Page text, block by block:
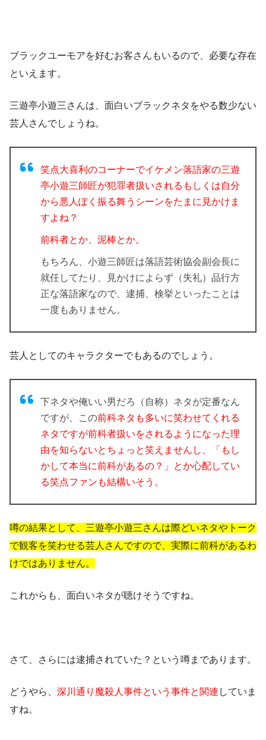
ブラックユーモアを好むお客さんもいるので、必要な存在
といえます。
三遊亭小遊三さんは、面白いブラックネタをやる数少ない
芸人さんでしょうね。
笑点大喜利のコーナーでイケメン落語家の三遊
亭小遊三師匠が犯罪者扱いされるもしくは自分
から悪人ぽく振る舞うシーンをたまに見かけま
すよね？
前科者とか、泥棒とか。
もちろん、小遊三師匠は落語芸術協会副会長に
就任してたり、見かけによらず（失礼）品行方
正な落語家なので、逮捕、検挙といったことは
一度もありません。
芸人としてのキャラクターでもあるのでしょう。
下ネタや俺いい男だろ（自称）ネタが定番なん
ですが、この前科ネタも多いに笑わせてくれる
ネタですが前科者扱いをされるようになった理
由を知らないとちょっと笑えませんし、「もし
かして本当に前科があるの？」とか心配してい
る笑点ファンも結構いそう。
噂の結果として、三遊亭小遊三さんは際どいネタやトーク
で観客を笑わせる芸人さんですので、実際に前科があるわ
けではありません。
これからも、面白いネタが聴けそうですね。
さて、さらには逮捕されていた？という噂まであります。
どうやら、 深川通り魔殺人事件という事件と関連 していま
すね。